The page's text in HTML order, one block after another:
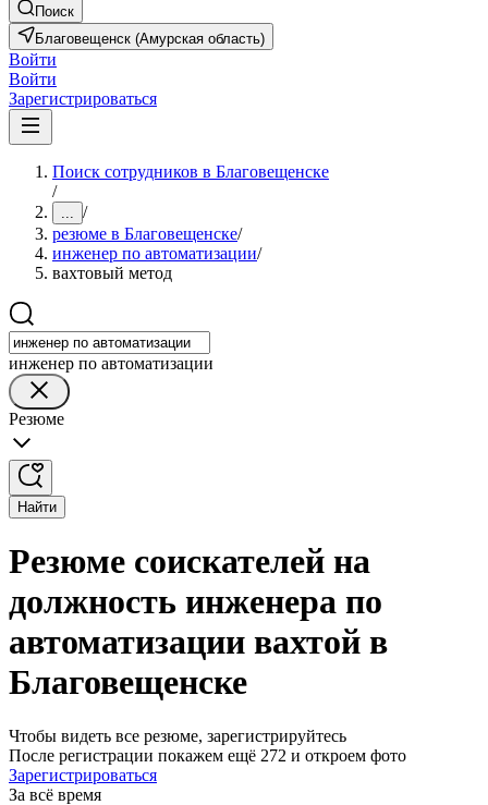
Поиск
Благовещенск (Амурская область)
Войти
Войти
Зарегистрироваться
Поиск сотрудников в Благовещенске
/
... /
резюме в Благовещенске/
инженер по автоматизации/
вахтовый метод
инженер по автоматизации
Резюме
Найти
Резюме соискателей на
должность инженера по
автоматизации вахтой в
Благовещенске
Чтобы видеть все резюме, зарегистрируйтесь
После регистрации покажем ещё 272 и откроем фото
Зарегистрироваться
За всё время